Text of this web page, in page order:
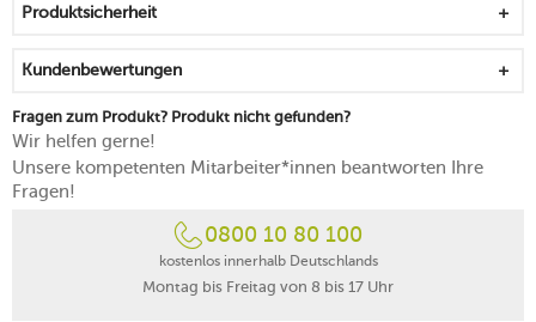
Produktsicherheit
Kundenbewertungen
Fragen zum Produkt? Produkt nicht gefunden?
Wir helfen gerne!
Unsere kompetenten Mitarbeiter*innen beantworten Ihre
Fragen!
0800 10 80 100
kostenlos innerhalb Deutschlands
Montag bis Freitag von 8 bis 17 Uhr